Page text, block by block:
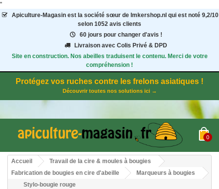
"
Apiculture-Magasinest la société sœur de Imkershop.nl qui est noté 9,2/10
selon 1052 avis clients
60 jours pour changer d'avis !
Livraison avec Colis Privé & DPD
Site en construction. Nos abeilles traduisent le contenu. Merci de votre
compréhension !
Protégez vos ruches contre les frelons asiatiques !
Découvrir toutes nos solutions ici →
0
Accueil
Travail de la cire & moules à bougies
Fabrication de bougies en cire d'abeille
Marqueurs à bougies
Stylo-bougie rouge